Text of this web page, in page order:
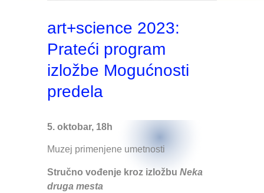
art+science 2023:
Prateći program
izložbe Mogućnosti
predela
5. oktobar, 18h
Muzej primenjene umetnosti
Stručno vođenje kroz izložbu Neka
druga mesta